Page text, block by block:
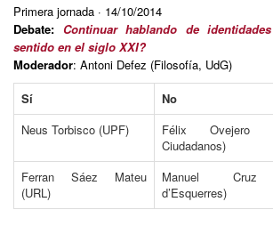
Primera jornada · 14/10/2014
Debate: Continuar hablando de
sentido en el siglo XXI?
Moderador: Antoni Defez (Filosofía, UdG)
Sí
No
Neus Torbisco (UPF)
Félix Ovejero
Ciudadanos)
Ferran Sáez Mateu
(URL)
Manuel Cruz
d’Esquerres)